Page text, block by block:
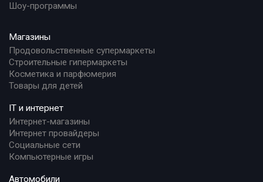
Шоу-программы
Магазины
Продовольственные супермаркеты
Строительные гипермаркеты
Косметика и парфюмерия
Товары для детей
IT и интернет
Интернет-магазины
Интернет провайдеры
Социальные сети
Компьютерные игры
Автомобили